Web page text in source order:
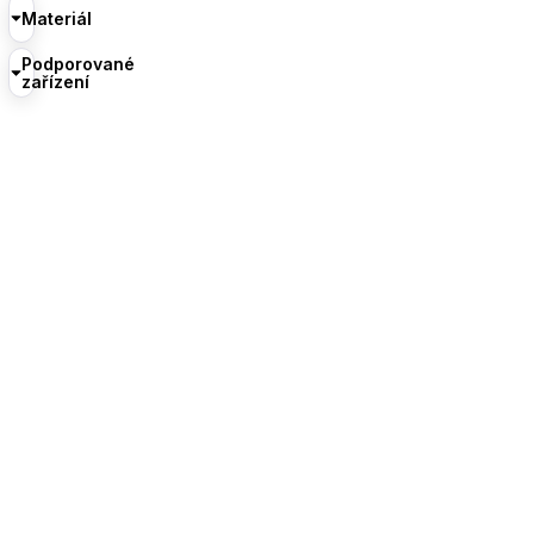
Materiál
Podporované
zařízení